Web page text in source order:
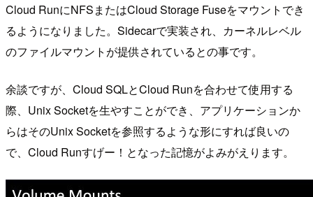
Cloud RunにNFSまたはCloud Storage Fuseをマウントでき
るようになりました。Sidecarで実装され、カーネルレベル
のファイルマウントが提供されているとの事です。
余談ですが、Cloud SQLとCloud Runを合わせて使用する
際、Unix Socketを生やすことができ、アプリケーションか
らはそのUnix Socketを参照するような形にすれば良いの
で、Cloud Runすげー！となった記憶がよみがえります。